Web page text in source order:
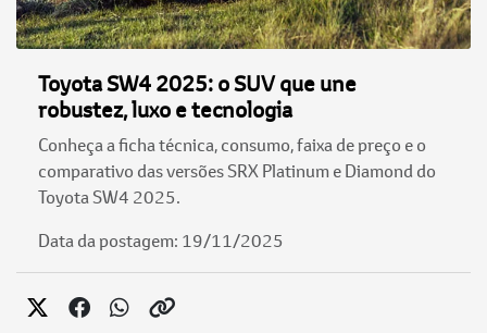
Toyota SW4 2025: o SUV que une
robustez, luxo e tecnologia
Conheça a ficha técnica, consumo, faixa de preço e o
comparativo das versões SRX Platinum e Diamond do
Toyota SW4 2025.
Data da postagem: 19/11/2025